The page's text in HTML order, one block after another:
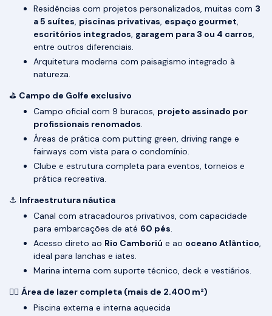
Residências com projetos personalizados, muitas com 3
a 5 suítes, piscinas privativas, espaço gourmet,
escritórios integrados, garagem para 3 ou 4 carros,
entre outros diferenciais.
Arquitetura moderna com paisagismo integrado à
natureza.
⛳ Campo de Golfe exclusivo
Campo oficial com 9 buracos, projeto assinado por
profissionais renomados.
Áreas de prática com putting green, driving range e
fairways com vista para o condomínio.
Clube e estrutura completa para eventos, torneios e
prática recreativa.
⚓ Infraestrutura náutica
Canal com atracadouros privativos, com capacidade
para embarcações de até 60 pés.
Acesso direto ao Rio Camboriú e ao oceano Atlântico,
ideal para lanchas e iates.
Marina interna com suporte técnico, deck e vestiários.
🧘‍♂️ Área de lazer completa (mais de 2.400 m²)
Piscina externa e interna aquecida